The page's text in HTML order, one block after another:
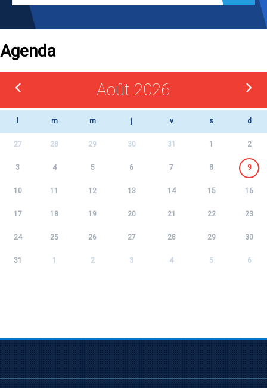
Agenda
Août 2026
m m j v s d
27 28 29 30 31 1 2
3 4 5 6 7 8 9
10 11 12 13 14 15 16
17 18 19 20 21 22 23
24 25 26 27 28 29 30
31 1 2 3 4 5 6